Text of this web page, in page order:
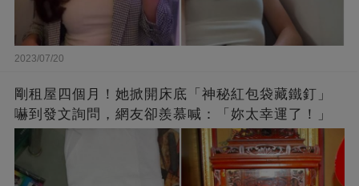
2023/07/20
剛租屋四個月！她掀開床底「神秘紅包袋藏鐵釘」
嚇到發文詢問，網友卻羨慕喊：「妳太幸運了！」